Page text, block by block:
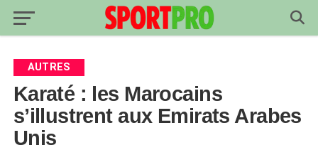
AUTRES
Karaté : les Marocains
s’illustrent aux Emirats Arabes
Unis